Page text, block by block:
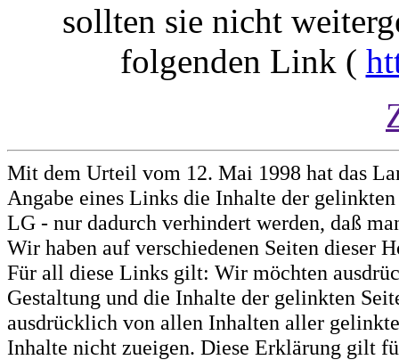
sollten sie nicht
folgenden Link (
Mit dem Urteil vom 12. Mai 1998 hat das
Angabe eines Links die Inhalte der
LG - nur dadurch verhindert werden, daß
Wir haben auf verschiedenen Seiten dieser
Für all diese Links gilt: Wir möchten
Gestaltung und die Inhalte der gelinkten
ausdrücklich von allen Inhalten aller
Inhalte nicht zueigen. Diese Erklärung gilt